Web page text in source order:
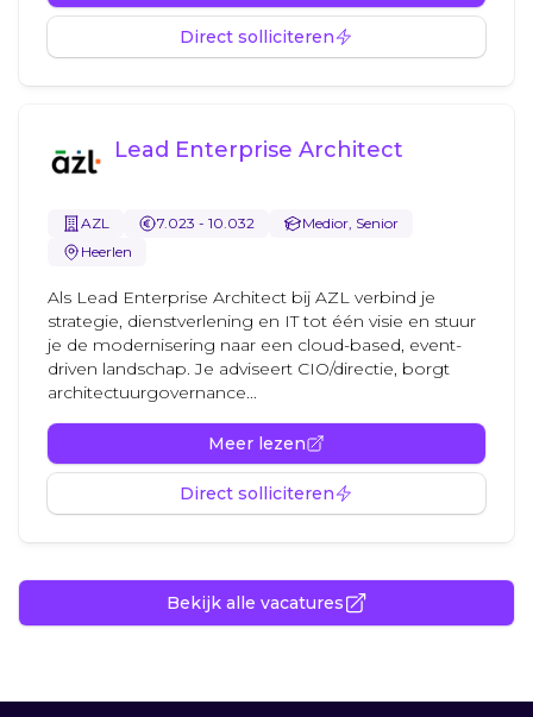
Direct solliciteren
Lead Enterprise Architect
AZL 7.023 - 10.032
Medior, Senior
Heerlen
Als Lead Enterprise Architect bij AZL verbind je
strategie, dienstverlening en IT tot één visie en stuur
je de modernisering naar een cloud-based, event-
driven landschap. Je adviseert CIO/directie, borgt
architectuurgovernance...
Meer lezen
Direct solliciteren
Bekijk alle vacatures